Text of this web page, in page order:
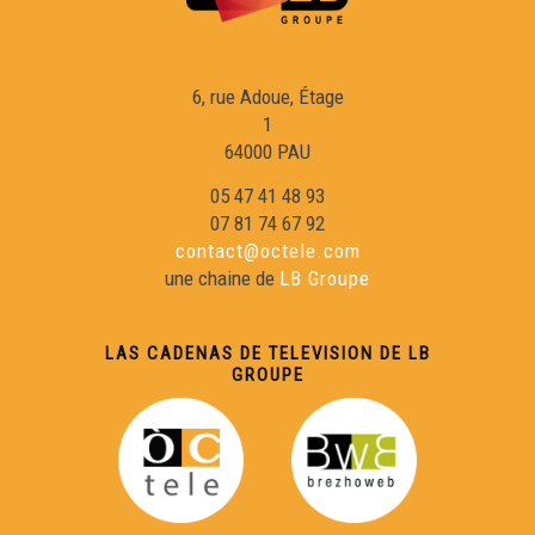
Hestiv'Òc 2022 - Eveniments
Es Nadalet - Eveniments
Lo tamborin de còrdas - Eveniments
Lo primtemps de l'arribèra 2023 - Eveniments
Best of Eveniments 2022 - Eveniments
6, rue Adoue, Étage
1
64000 PAU
05 47 41 48 93
07 81 74 67 92
contact@octele.com
une chaine de LB Groupe
LAS CADENAS DE TELEVISION DE LB
GROUPE